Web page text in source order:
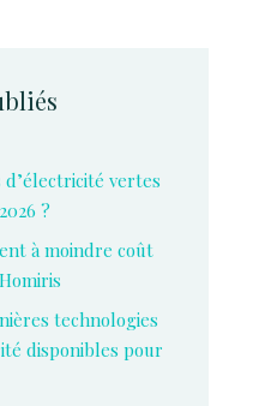
vertes
?
à moindre coût
technologies
disponibles pour